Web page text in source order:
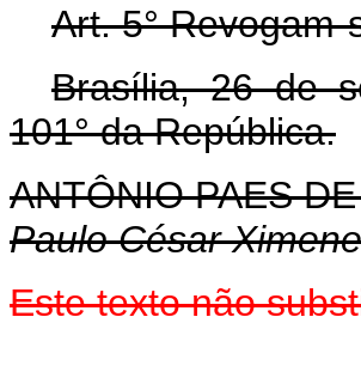
Art. 5°
Brasília, 26 de
101° da República.
ANTÔNIO PAES
Paulo César
Este texto não